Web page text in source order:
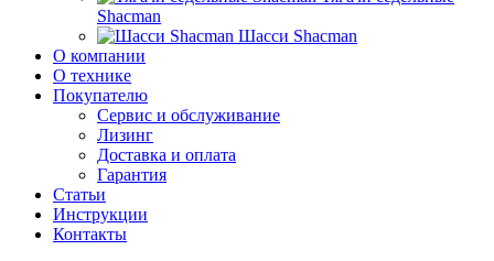
Shacman
Шасси Shacman
О компании
О технике
Покупателю
Сервис и обслуживание
Лизинг
Доставка и оплата
Гарантия
Статьи
Инструкции
Контакты